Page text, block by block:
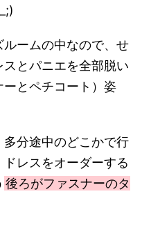
ームの中なので、せ
とパニエを全部脱い
とペチコート）姿
分途中のどこかで行
レスをオーダーする
後ろがファスナーのタ